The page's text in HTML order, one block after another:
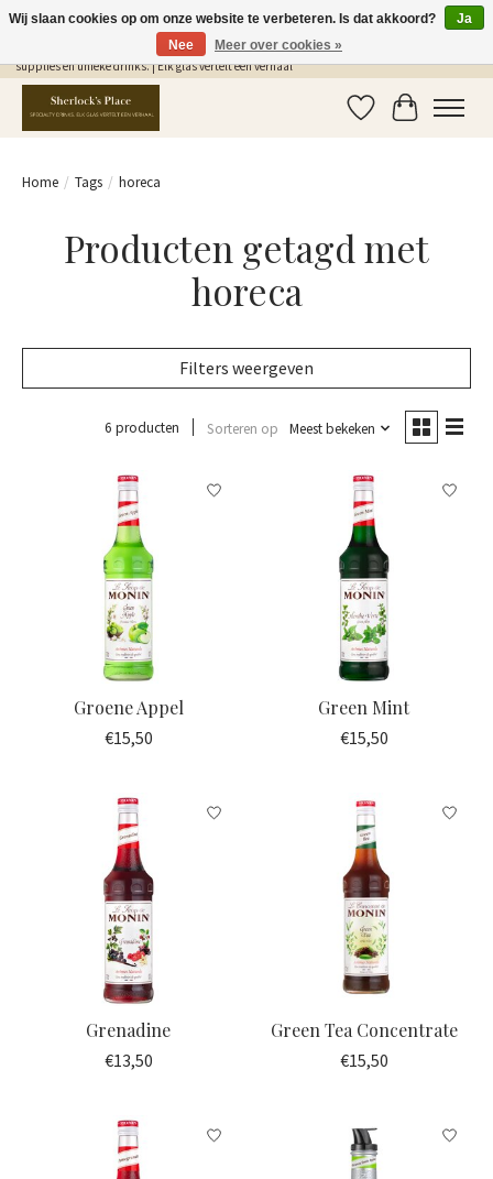
Gratis Verzending in NL vanaf €75,- | Sherlocks Place: dé plek voor MONIN siropen, bar
supplies en unieke drinks. | Elk glas vertelt een verhaal
Verlanglijst
Home / Tags / horeca
Producten getagd met
horeca
Filters weergeven
6 producten Sorteren op Meest bekeken
Groene Appel
€15,50
Green Mint
€15,50
Grenadine
€13,50
Green Tea Concentrate
€15,50
Wij slaan cookies op om onze website te verbeteren. Is dat akkoord?
Ja
Nee
Meer over cookies »